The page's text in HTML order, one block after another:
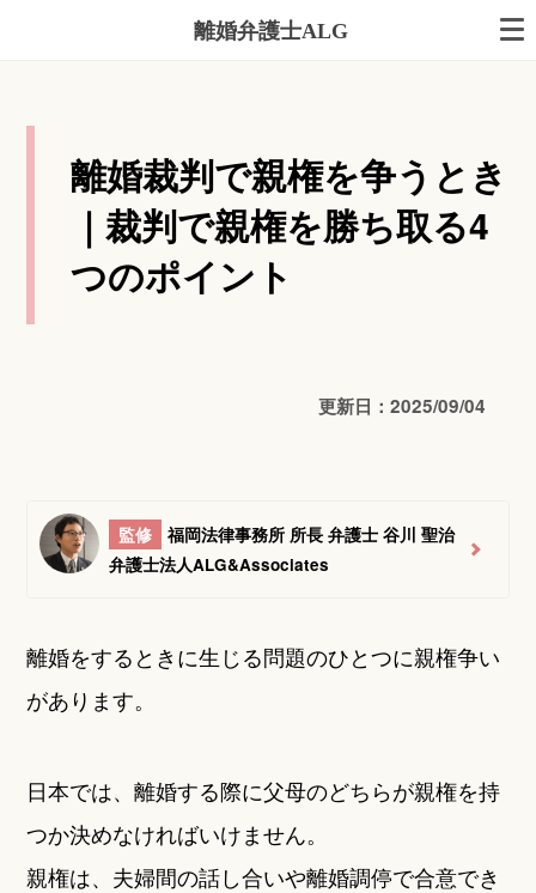
離婚弁護士ALG
離婚裁判で親権を争うとき
｜裁判で親権を勝ち取る4
つのポイント
更新日：2025/09/04
監修
福岡法律事務所 所長 弁護士 谷川 聖治
弁護士法人ALG&Associates
離婚をするときに生じる問題のひとつに親権争い
があります。
日本では、離婚する際に父母のどちらが親権を持
つか決めなければいけません。
親権は、夫婦間の話し合いや離婚調停で合意でき